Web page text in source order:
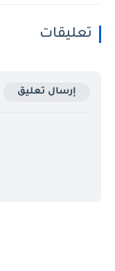
تعليقات
إرسال تعليق